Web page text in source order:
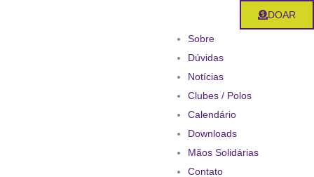
DOAR
Sobre
Dúvidas
Notícias
Clubes / Polos
Calendário
Downloads
Mãos Solidárias
Contato